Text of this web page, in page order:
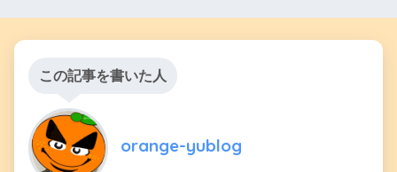
この記事を書いた人
orange-yublog